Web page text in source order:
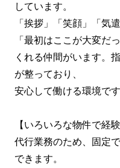
しています。
「挨拶」「笑顔」「気
「最初はここが大変だ
くれる仲間がいます。
が整っており、
安心して働ける環境です
【いろいろな物件で経
代行業務のため、固定
できます。